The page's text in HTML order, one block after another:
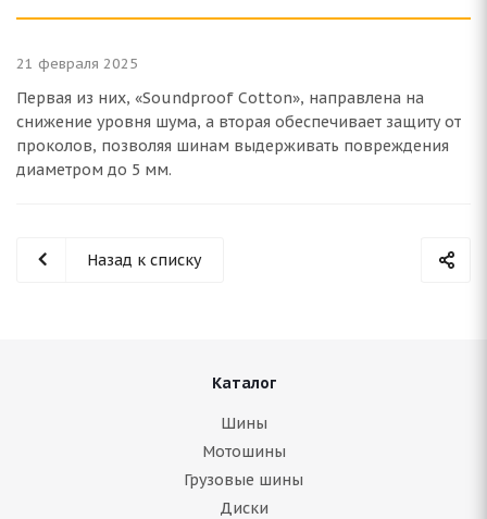
21 февраля 2025
Первая из них, «Soundproof Cotton», направлена на
снижение уровня шума, а вторая обеспечивает защиту от
проколов, позволяя шинам выдерживать повреждения
диаметром до 5 мм.
Назад к списку
Каталог
Шины
Мотошины
Грузовые шины
Диски